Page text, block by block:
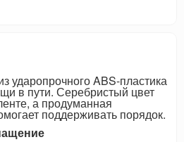
ударопрочного ABS-пластика
в пути. Серебристый цвет
а продуманная
поддерживать порядок.